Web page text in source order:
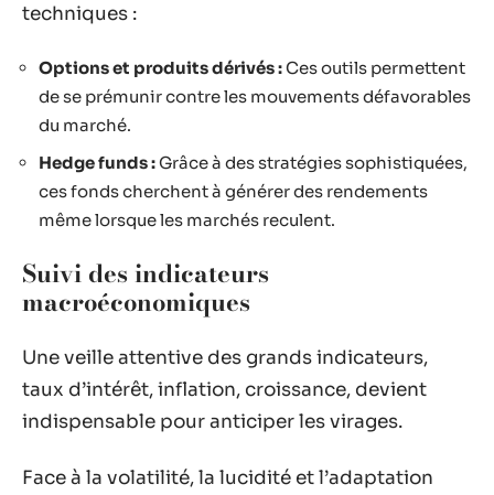
techniques :
Options et produits dérivés :Ces outils permettent
de se prémunir contre les mouvements défavorables
du marché.
Hedge funds :Grâce à des stratégies sophistiquées,
ces fonds cherchent à générer des rendements
même lorsque les marchés reculent.
Suivi des indicateurs
macroéconomiques
Une veille attentive des grands indicateurs,
taux d’intérêt, inflation, croissance, devient
indispensable pour anticiper les virages.
Face à la volatilité, la lucidité et l’adaptation